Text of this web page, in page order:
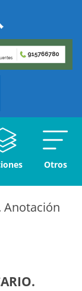
Otros
Anotación